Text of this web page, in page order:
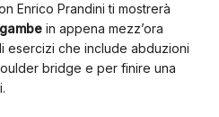
Enrico Prandini ti mostrerà
in appena mezz’ora
esercizi che include abduzioni
bridge e per finire una